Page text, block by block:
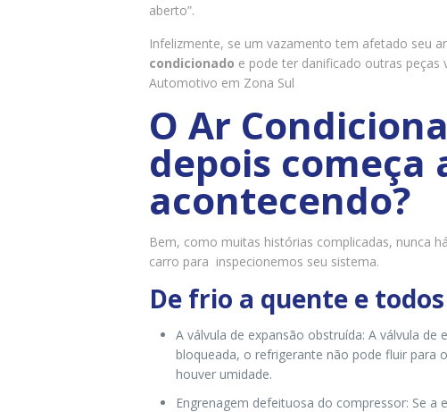
aberto”.
Infelizmente, se um vazamento tem afetado seu
condicionado e pode ter danificado outras peças
Automotivo em Zona Sul
O Ar
depois começa
acontecendo?
Bem, como muitas histórias complicadas, nunca
carro para inspecionemos seu sistema.
De frio a quente e
A válvula de expansão obstruída: A válvula
bloqueada, o refrigerante não pode fluir para
houver umidade.
Engrenagem defeituosa do compressor: Se